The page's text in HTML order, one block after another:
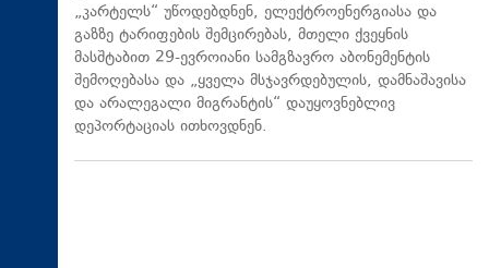
„კარტელს“ უწოდებდნენ, ელექტროენერგიასა და
გაზზე ტარიფების შემცირებას, მთელი ქვეყნის
მასშტაბით 29-ევროიანი სამგზავრო აბონემენტის
შემოღებასა და „ყველა მსჯავრდებულის, დამნაშავისა
და არალეგალი მიგრანტის“ დაუყოვნებლივ
დეპორტაციას ითხოვდნენ.